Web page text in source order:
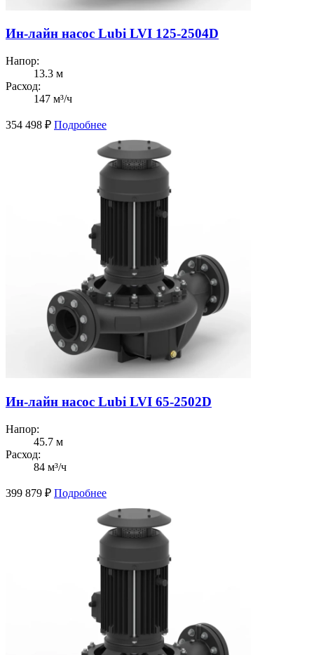
Ин-лайн насос Lubi LVI 125-2504D
Напор:
13.3 м
Расход:
147 м³/ч
354 498 ₽ Подробнее
Ин-лайн насос Lubi LVI 65-2502D
Напор:
45.7 м
Расход:
84 м³/ч
399 879 ₽ Подробнее